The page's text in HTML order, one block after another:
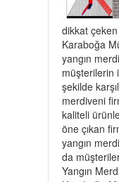
dikkat
Karaboğa
yangın
müşterilerin
şekilde
merdiveni
kaliteli
öne çıkan
yangın
da
Yangın